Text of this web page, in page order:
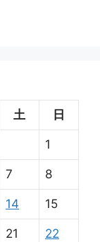
土 日
1
7 8
14 15
21 22